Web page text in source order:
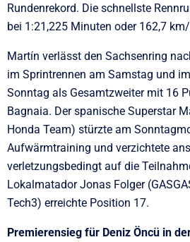
Rundenrekord. Die schnellste
bei 1:21,225 Minuten oder 162,7
Martín verlässt den Sachsenring
im Sprintrennen am Samstag und
Sonntag als Gesamtzweiter mit 16
Bagnaia. Der spanische Superstar
Honda Team) stürzte am
Aufwärmtraining und verzichtete
verletzungsbedingt auf die
Lokalmatador Jonas Folger
Tech3) erreichte Position 17.
Premierensieg für Deniz Öncü in